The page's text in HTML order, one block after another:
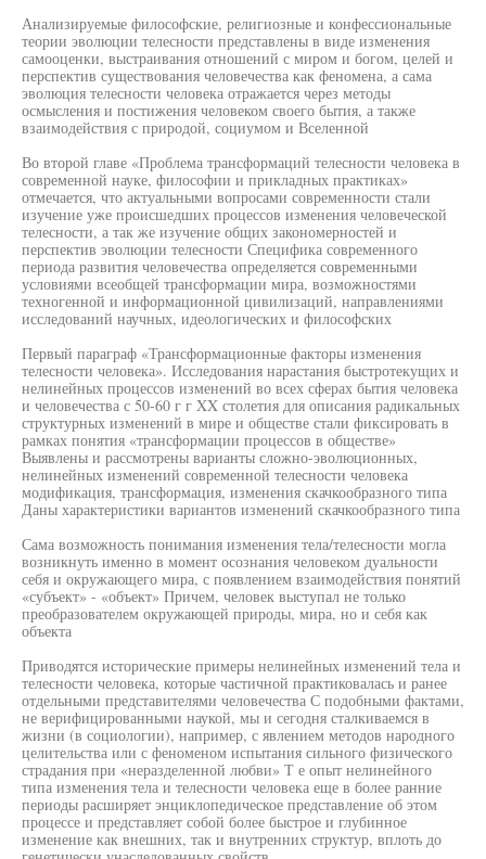
Анализируемые философские, религиозные и конфессиональные
теории эволюции телесности представлены в виде изменения
самооценки, выстраивания отношений с миром и богом, целей и
перспектив существования человечества как феномена, а сама
эволюция телесности человека отражается через методы
осмысления и постижения человеком своего бытия, а также
взаимодействия с природой, социумом и Вселенной
Во второй главе «Проблема трансформаций телесности человека в
современной науке, философии и прикладных практиках»
отмечается, что актуальными вопросами современности стали
изучение уже происшедших процессов изменения человеческой
телесности, а так же изучение общих закономерностей и
перспектив эволюции телесности Специфика современного
периода развития человечества определяется современными
условиями всеобщей трансформации мира, возможностями
техногенной и информационной цивилизаций, направлениями
исследований научных, идеологических и философских
Первый параграф «Трансформационные факторы изменения
телесности человека». Исследования нарастания быстротекущих и
нелинейных процессов изменений во всех сферах бытия человека
и человечества с 50-60 г г XX столетия для описания радикальных
структурных изменений в мире и обществе стали фиксировать в
рамках понятия «трансформации процессов в обществе»
Выявлены и рассмотрены варианты сложно-эволюционных,
нелинейных изменений современной телесности человека
модификация, трансформация, изменения скачкообразного типа
Даны характеристики вариантов изменений скачкообразного типа
Сама возможность понимания изменения тела/телесности могла
возникнуть именно в момент осознания человеком дуальности
себя и окружающего мира, с появлением взаимодействия понятий
«субъект» - «объект» Причем, человек выступал не только
преобразователем окружающей природы, мира, но и себя как
объекта
Приводятся исторические примеры нелинейных изменений тела и
телесности человека, которые частичной практиковалась и ранее
отдельными представителями человечества С подобными фактами,
не верифицированными наукой, мы и сегодня сталкиваемся в
жизни (в социологии), например, с явлением методов народного
целительства или с феноменом испытания сильного физического
страдания при «неразделенной любви» Т е опыт нелинейного
типа изменения тела и телесности человека еще в более ранние
периоды расширяет энциклопедическое представление об этом
процессе и представляет собой более быстрое и глубинное
изменение как внешних, так и внутренних структур, вплоть до